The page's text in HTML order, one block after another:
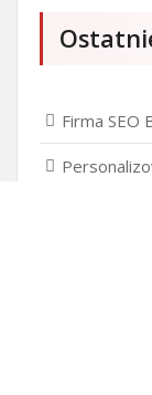
Firma SEO